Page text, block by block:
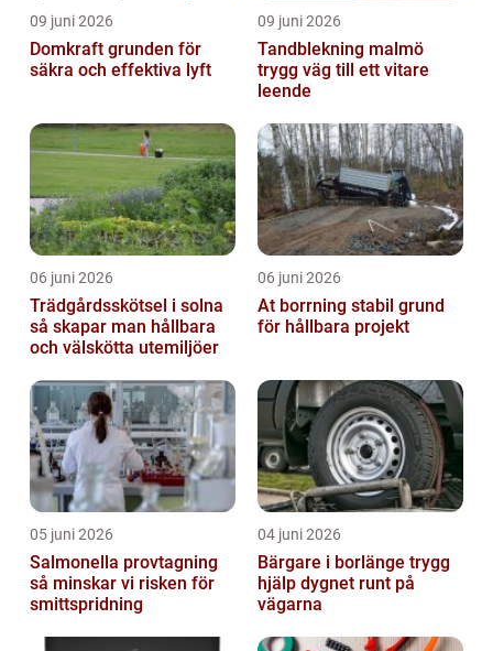
09 juni 2026
Domkraft grunden för
säkra och effektiva lyft
09 juni 2026
Tandblekning malmö
trygg väg till ett vitare
leende
06 juni 2026
Trädgårdsskötsel i solna
så skapar man hållbara
och välskötta utemiljöer
06 juni 2026
At borrning stabil grund
för hållbara projekt
05 juni 2026
Salmonella provtagning
så minskar vi risken för
smittspridning
04 juni 2026
Bärgare i borlänge trygg
hjälp dygnet runt på
vägarna